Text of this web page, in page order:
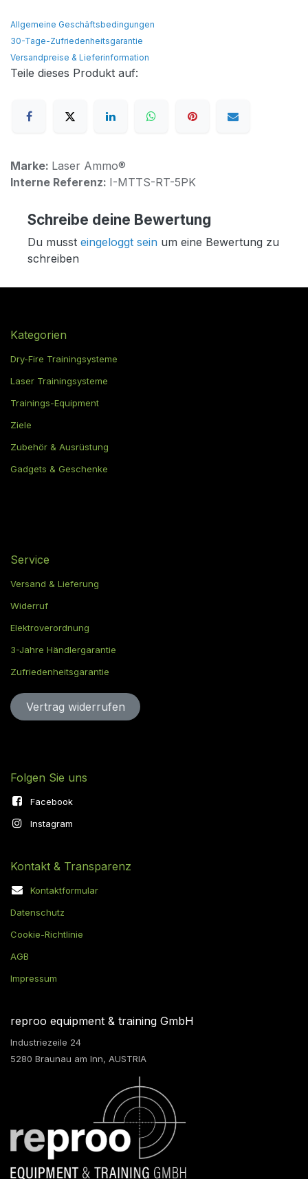
Allgemeine Geschäftsbedingungen
30-Tage-Zufriedenheitsgarantie
Versandpreise & Lieferinformation
Teile dieses Produkt auf:
Marke: Laser Ammo®
Interne Referenz: I-MTTS-RT-5PK
Schreibe deine Bewertung
Du musst eingeloggt sein um eine Bewertung zu
schreiben
Kategorien
Dry-Fire Trainingsysteme
Laser Trainingsysteme
Trainings-Equipment
Ziele
Zubehör & Ausrüstung
Gadgets & Geschenke
Service
Versand & Lieferung
Widerruf
Elektroverordnung
3-Jahre Händlergarantie
Zufriedenheitsgarantie
Vertrag widerru​​​​​​​​​​fen
Folgen Sie uns
Facebook
Instagram
Kontakt & Transparenz
Kontaktformular
Datenschutz
Cookie-Richtlinie
AGB
Impressum
reproo equipment & training GmbH
Industriezeile 24
5280 Braunau am Inn, AUSTRIA